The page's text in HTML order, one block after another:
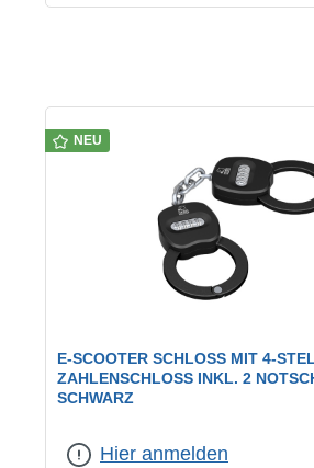
NEU
E-SCOOTER SCHLOSS MIT 4-
ZAHLENSCHLOSS INKL. 2
SCHWARZ
Hier anmelden